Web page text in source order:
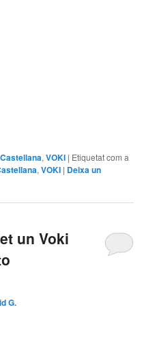
,VOKI | Etiquetat com a
,VOKI | Deixa un
un Voki
G.